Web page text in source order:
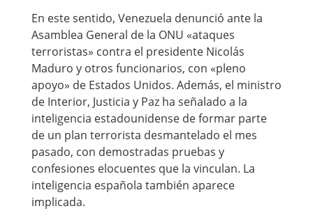
En este sentido, Venezuela denunció ante la
Asamblea General de la ONU «ataques
terroristas» contra el presidente Nicolás
Maduro y otros funcionarios, con «pleno
apoyo» de Estados Unidos. Además, el ministro
de Interior, Justicia y Paz ha señalado a la
inteligencia estadounidense de formar parte
de un plan terrorista desmantelado el mes
pasado, con demostradas pruebas y
confesiones elocuentes que la vinculan. La
inteligencia española también aparece
implicada.